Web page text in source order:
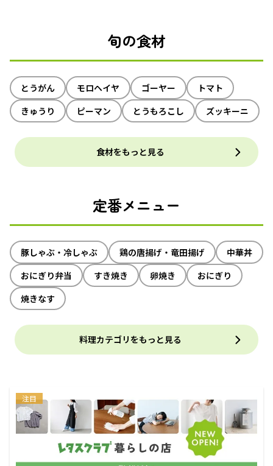
旬の食材
とうがん モロヘイヤ ゴーヤー
トマト
きゅうり
ピーマン とうもろこし ズッキーニ
食材をもっと見る
定番メニュー
豚しゃぶ・冷しゃぶ 鶏の唐揚げ・竜田揚げ
中華丼
おにぎり弁当
すき焼き 卵焼き
おにぎり
焼きなす
料理カテゴリをもっと見る
注目